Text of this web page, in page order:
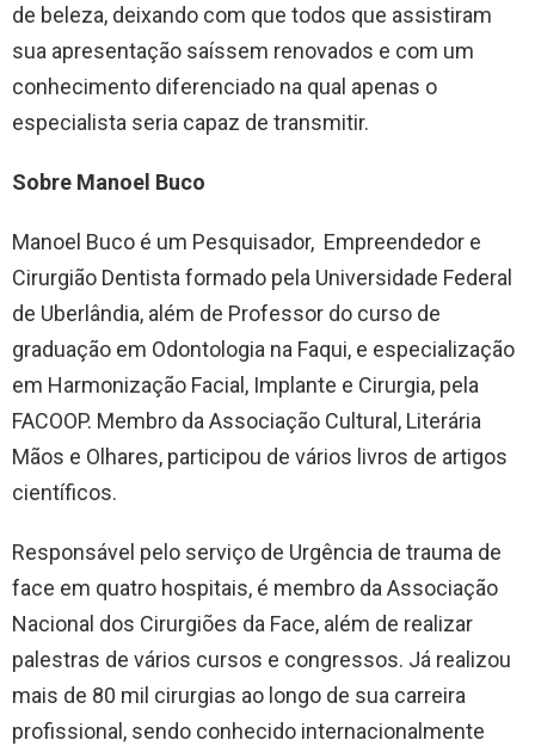
de beleza, deixando com que todos que assistiram
sua apresentação saíssem renovados e com um
conhecimento diferenciado na qual apenas o
especialista seria capaz de transmitir.
Sobre Manoel Buco
Manoel Buco é um Pesquisador, Empreendedor e
Cirurgião Dentista formado pela Universidade Federal
de Uberlândia, além de Professor do curso de
graduação em Odontologia na Faqui, e especialização
em Harmonização Facial, Implante e Cirurgia, pela
FACOOP. Membro da Associação Cultural, Literária
Mãos e Olhares, participou de vários livros de artigos
científicos.
Responsável pelo serviço de Urgência de trauma de
face em quatro hospitais, é membro da Associação
Nacional dos Cirurgiões da Face, além de realizar
palestras de vários cursos e congressos. Já realizou
mais de 80 mil cirurgias ao longo de sua carreira
profissional, sendo conhecido internacionalmente